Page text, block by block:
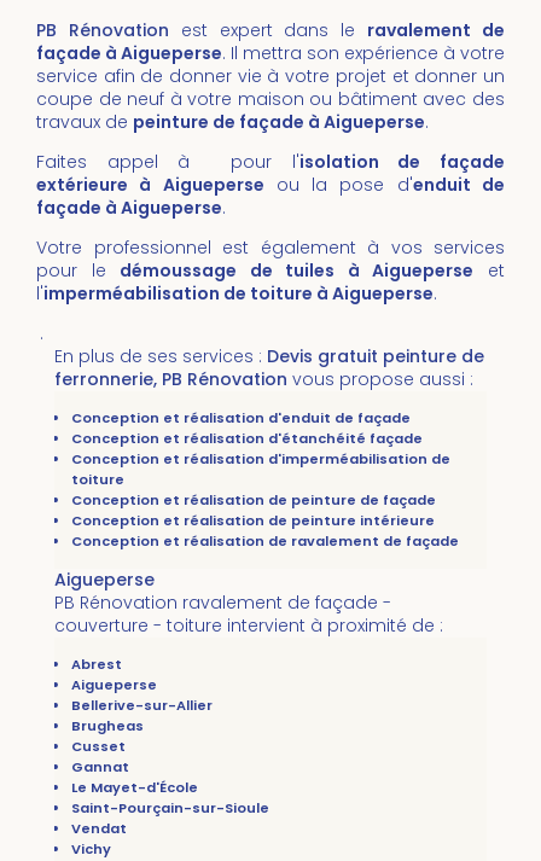
PB Rénovation est expert dans le ravalement de
façade à Aigueperse. Il mettra son expérience à votre
service afin de donner vie à votre projet et donner un
coupe de neuf à votre maison ou bâtiment avec des
travaux de peinture de façade à Aigueperse.
Faites appel à pour l'isolation de façade
extérieure à Aigueperse ou la pose d'enduit de
façade à Aigueperse.
Votre professionnel est également à vos services
pour le démoussage de tuiles à Aigueperse et
l'imperméabilisation de toiture à Aigueperse.
.
En plus de ses services : Devis gratuit peinture de
ferronnerie, PB Rénovation vous propose aussi :
Conception et réalisation d'enduit de façade
Conception et réalisation d'étanchéité façade
Conception et réalisation d'imperméabilisation de
toiture
Conception et réalisation de peinture de façade
Conception et réalisation de peinture intérieure
Conception et réalisation de ravalement de façade
Aigueperse
PB Rénovation ravalement de façade -
couverture - toiture intervient à proximité de :
Abrest
Aigueperse
Bellerive-sur-Allier
Brugheas
Cusset
Gannat
Le Mayet-d'École
Saint-Pourçain-sur-Sioule
Vendat
Vichy